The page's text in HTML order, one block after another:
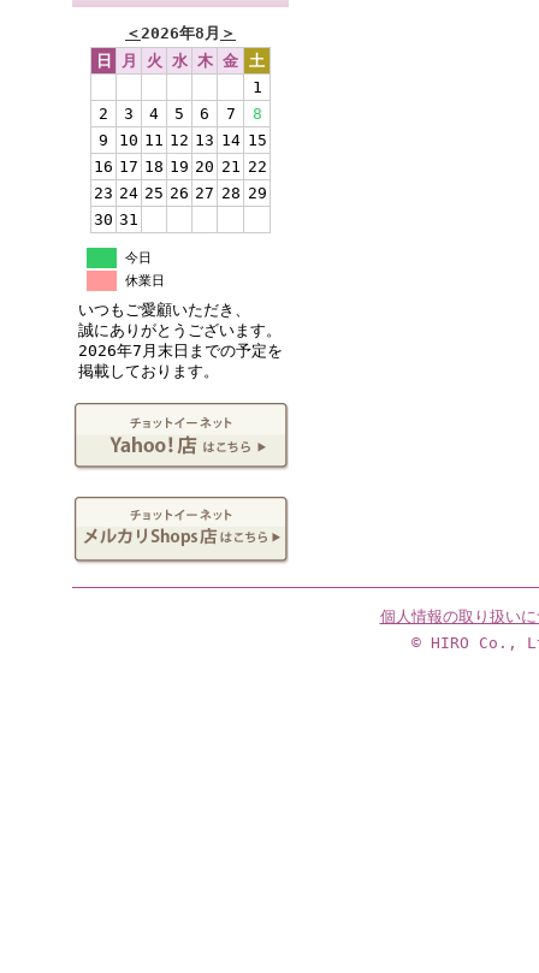
＜2026年8月 ＞
日
月 火 水 木 金 土
1
2
3 4 5 6 7
8
9
10 11 12 13 14 15
16 17 18 19 20 21 22
23 24 25 26 27 28 29
30 31
今日
休業日
いつもご愛顧いただき、
誠にありがとうございます。
2026年7月末日までの予定を
掲載しております。
個人情報の取り扱い
© HIRO Co.,